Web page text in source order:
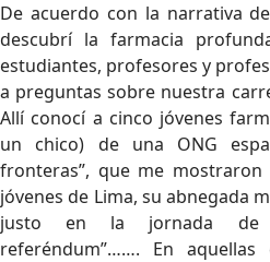
De acuerdo con la narrativa
descubrí la farmacia
estudiantes, profesores y
a preguntas sobre nuestra
Allí conocí a cinco jóvenes
un chico) de una ONG
fronteras”, que me mostraron
jóvenes de Lima, su abnegada
justo en la jornada de
referéndum”……. En aquellas